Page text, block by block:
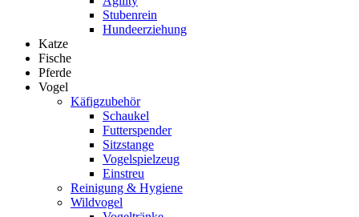
Stubenrein
Hundeerziehung
Katze
Fische
Pferde
Vogel
Käfigzubehör
Schaukel
Futterspender
Sitzstange
Vogelspielzeug
Einstreu
Reinigung & Hygiene
Wildvogel